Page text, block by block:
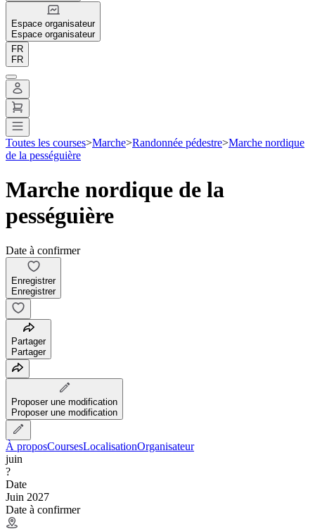
Espace organisateur
Espace organisateur
FR
FR
Toutes les courses>Marche>Randonnée pédestre>Marche nordique
de la pességuière
Marche nordique de la
pességuière
Date à confirmer
Enregistrer
Enregistrer
Partager
Partager
Proposer une modification
Proposer une modification
À proposCoursesLocalisationOrganisateur
juin
?
Date
Juin 2027
Date à confirmer